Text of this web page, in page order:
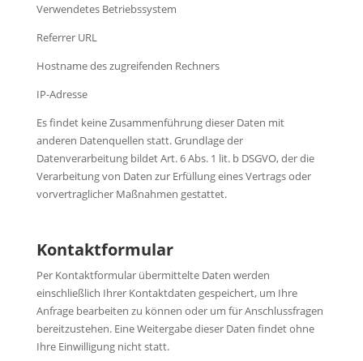
Verwendetes Betriebssystem
Referrer URL
Hostname des zugreifenden Rechners
IP-Adresse
Es findet keine Zusammenführung dieser Daten mit
anderen Datenquellen statt. Grundlage der
Datenverarbeitung bildet Art. 6 Abs. 1 lit. b DSGVO, der die
Verarbeitung von Daten zur Erfüllung eines Vertrags oder
vorvertraglicher Maßnahmen gestattet.
Kontaktformular
Per Kontaktformular übermittelte Daten werden
einschließlich Ihrer Kontaktdaten gespeichert, um Ihre
Anfrage bearbeiten zu können oder um für Anschlussfragen
bereitzustehen. Eine Weitergabe dieser Daten findet ohne
Ihre Einwilligung nicht statt.